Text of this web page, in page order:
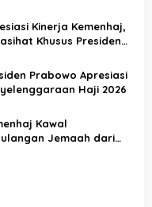
Jemaah
Komoditas
Kinerja Kemenhaj,
Khusus Presiden
Haji
Baik
Prabowo Apresiasi
Haji 2026
Kawal
Jemaah dari